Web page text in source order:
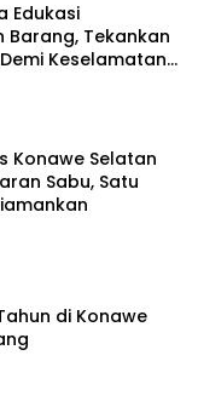
Edukasi
Barang, Tekankan
Keselamatan
Konawe Selatan
Sabu, Satu
di Konawe